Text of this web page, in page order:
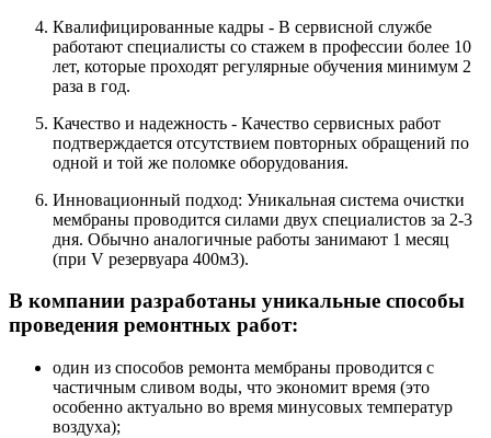
Квалифицированные кадры - В сервисной службе
работают специалисты со стажем в профессии более 10
лет, которые проходят регулярные обучения минимум 2
раза в год.
Качество и надежность - Качество сервисных работ
подтверждается отсутствием повторных обращений по
одной и той же поломке оборудования.
Инновационный подход: Уникальная система очистки
мембраны проводится силами двух специалистов за 2-3
дня. Обычно аналогичные работы занимают 1 месяц
(при V резервуара 400м3).
В компании разработаны уникальные способы
проведения ремонтных работ:
один из способов ремонта мембраны проводится с
частичным сливом воды, что экономит время (это
особенно актуально во время минусовых температур
воздуха);